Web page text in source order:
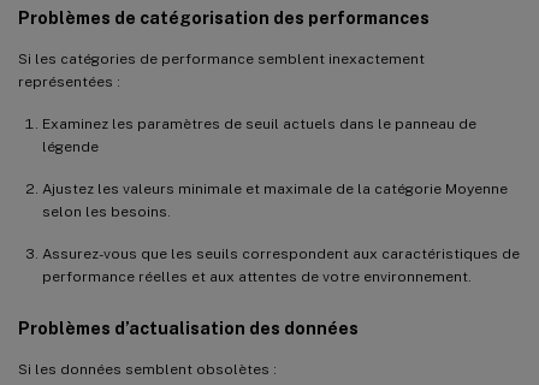
Problèmes de catégorisation des performances
Si les catégories de performance semblent inexactement
représentées :
Examinez les paramètres de seuil actuels dans le panneau de
légende
Ajustez les valeurs minimale et maximale de la catégorie Moyenne
selon les besoins.
Assurez-vous que les seuils correspondent aux caractéristiques de
performance réelles et aux attentes de votre environnement.
Problèmes d’actualisation des données
Si les données semblent obsolètes :